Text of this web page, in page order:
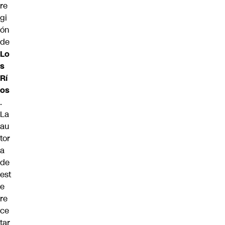
re
gi
ón
de
Lo
s
Rí
os
.
La
au
tor
a
de
est
e
re
ce
tar